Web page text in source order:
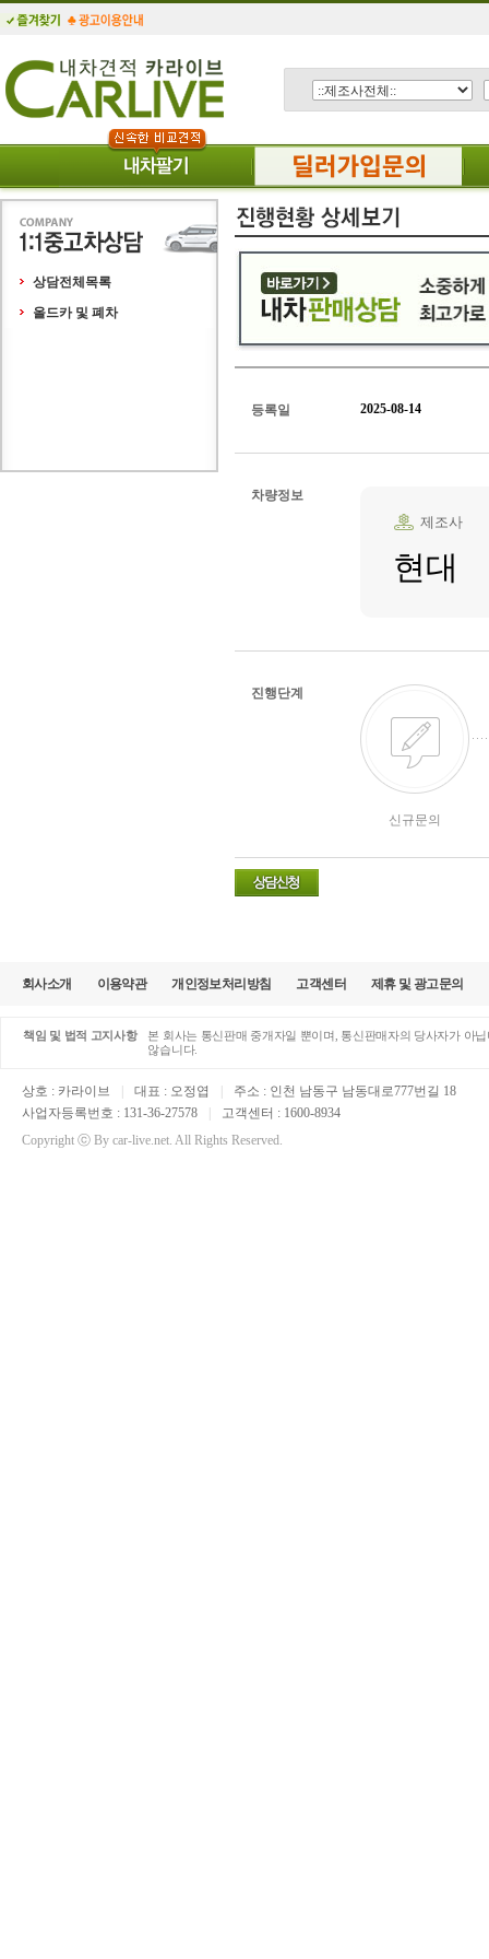
상담전체목록
올드카 및 폐차
등록일 2025-08-14
차량정보
제조사
현대
진행단계
신규문의
회사소개 이용약관 개인정보처리방침 고객센터 제휴 및 광고문의
책임 및 법적 고지사항
본 회사는 통신판매 중개자일 뿐이며, 통신판매자의 당사자가 아
않습니다.
상호 : 카라이브 | 대표 : 오정엽 |
주소 : 인천 남동구 남동대로777번길 18
사업자등록번호 : 131-36-27578
|
고객센터 : 1600-8934
Copyright ⓒ By car-live.net. All Rights Reserved.